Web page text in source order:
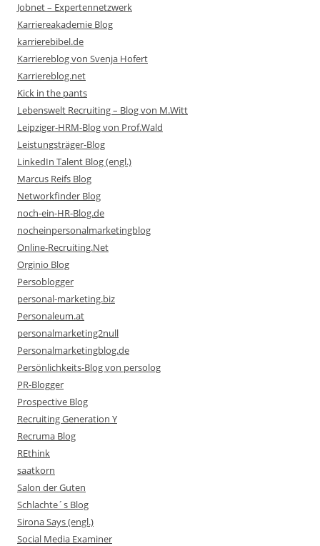
Jobnet – Expertennetzwerk
Karriereakademie Blog
karrierebibel.de
Karriereblog von Svenja Hofert
Karriereblog.net
Kick in the pants
Lebenswelt Recruiting – Blog von M.Witt
Leipziger-HRM-Blog von Prof.Wald
Leistungsträger-Blog
LinkedIn Talent Blog (engl.)
Marcus Reifs Blog
Networkfinder Blog
noch-ein-HR-Blog.de
nocheinpersonalmarketingblog
Online-Recruiting.Net
Orginio Blog
Persoblogger
personal-marketing.biz
Personaleum.at
personalmarketing2null
Personalmarketingblog.de
Persönlichkeits-Blog von persolog
PR-Blogger
Prospective Blog
Recruiting Generation Y
Recruma Blog
REthink
saatkorn
Salon der Guten
Schlachte´s Blog
Sirona Says (engl.)
Social Media Examiner